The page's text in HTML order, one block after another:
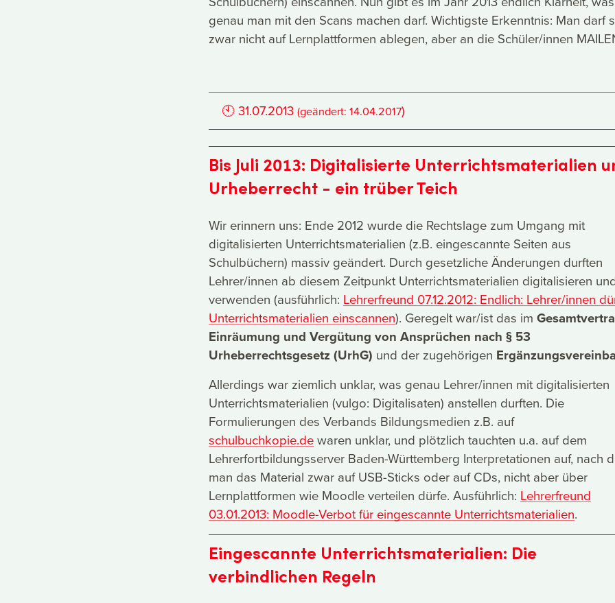
genau man mit den Scans machen darf. Wichtigste Erkenntnis: Man darf
zwar nicht auf Lernplattformen ablegen, aber an die Schüler/innen
🕙31.07.2013 (geändert:14.04.2017)
Bis Juli 2013: Digitalisierte Unterrichtsmaterialien
Urheberrecht - ein trüber Teich
Wir erinnern uns: Ende 2012 wurde die Rechtslage zum Umgang mit
digitalisierten Unterrichtsmaterialien (z.B. eingescannte Seiten aus
Schulbüchern) massiv geändert. Durch gesetzliche Änderungen durften
Lehrer/innen ab diesem Zeitpunkt Unterrichtsmaterialien digitalisieren
verwenden (ausführlich: Lehrerfreund 07.12.2012: Endlich: Lehrer/innen
Unterrichtsmaterialien einscannen). Geregelt war/ist das im
Einräumung und Vergütung von Ansprüchen nach § 53
Urheberrechtsgesetz (UrhG) und der zugehörigen
Allerdings war ziemlich unklar, was genau Lehrer/innen mit digitalisierten
Unterrichtsmaterialien (vulgo: Digitalisaten) anstellen durften. Die
Formulierungen des Verbands Bildungsmedien z.B. auf
schulbuchkopie.dewaren unklar, und plötzlich tauchten u.a. auf dem
Lehrerfortbildungsserver Baden-Württemberg Interpretationen auf, nach
man das Material zwar auf USB-Sticks oder auf CDs, nicht aber über
Lernplattformen wie Moodle verteilen dürfe. Ausführlich: Lehrerfreund
03.01.2013: Moodle-Verbot für eingescannte Unterrichtsmaterialien.
Eingescannte Unterrichtsmaterialien: Die
verbindlichen Regeln